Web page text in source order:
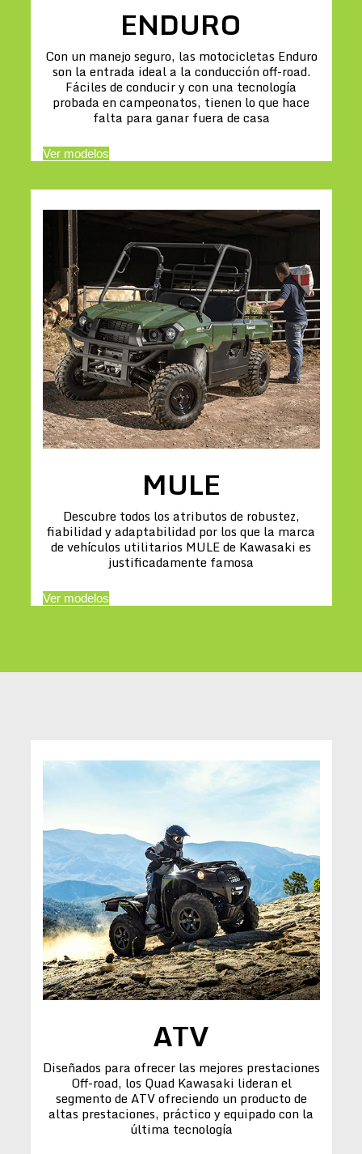
ENDURO
Con un manejo seguro, las motocicletas Enduro
son la entrada ideal a la conducción off-road.
Fáciles de conducir y con una tecnología
probada en campeonatos, tienen lo que hace
falta para ganar fuera de casa
Ver modelos
MULE
Descubre todos los atributos de robustez,
fiabilidad y adaptabilidad por los que la marca
de vehículos utilitarios MULE de Kawasaki es
justificadamente famosa
Ver modelos
ATV
Diseñados para ofrecer las mejores prestaciones
Off-road, los Quad Kawasaki lideran el
segmento de ATV ofreciendo un producto de
altas prestaciones, práctico y equipado con la
última tecnología